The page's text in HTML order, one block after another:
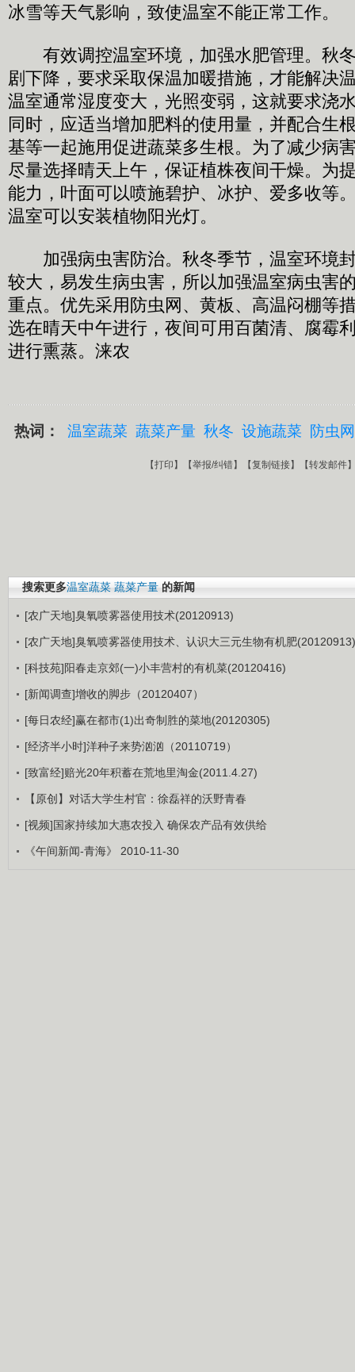
冰雪等天气影响，致使温室不能正常工作。
有效调控温室环境，加强水肥管理。秋
剧下降，要求采取保温加暖措施，才能解决
温室通常湿度变大，光照变弱，这就要求浇
同时，应适当增加肥料的使用量，并配合生
基等一起施用促进蔬菜多生根。为了减少病
尽量选择晴天上午，保证植株夜间干燥。为
能力，叶面可以喷施碧护、冰护、爱多收等
温室可以安装植物阳光灯。
加强病虫害防治。秋冬季节，温室环境
较大，易发生病虫害，所以加强温室病虫害
重点。优先采用防虫网、黄板、高温闷棚等
选在晴天中午进行，夜间可用百菌清、腐霉
进行熏蒸。涞农
热词： 温室蔬菜 蔬菜产量 秋冬 设施蔬菜 防虫网
【打印 】【举报/纠错】【复制链接】【转发邮件
搜索更多温室蔬菜 蔬菜产量 的新闻
[农广天地]臭氧喷雾器使用技术(20120913)
[农广天地]臭氧喷雾器使用技术、认识大三元生物有机肥(20120913)
[科技苑]阳春走京郊(一)小丰营村的有机菜(20120416)
[新闻调查]增收的脚步（20120407）
[每日农经]赢在都市(1)出奇制胜的菜地(20120305)
[经济半小时]洋种子来势汹汹（20110719）
[致富经]赔光20年积蓄在荒地里淘金(2011.4.27)
【原创】对话大学生村官：徐磊祥的沃野青春
[视频]国家持续加大惠农投入 确保农产品有效供给
《午间新闻-青海》 2010-11-30